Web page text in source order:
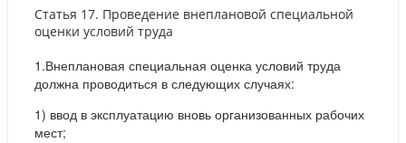
Статья 17. Проведение внеплановой специальной
оценки условий труда
1.Внеплановая специальная оценка условий труда
должна проводиться в следующих случаях:
1) ввод в эксплуатацию вновь организованных рабочих
мест;